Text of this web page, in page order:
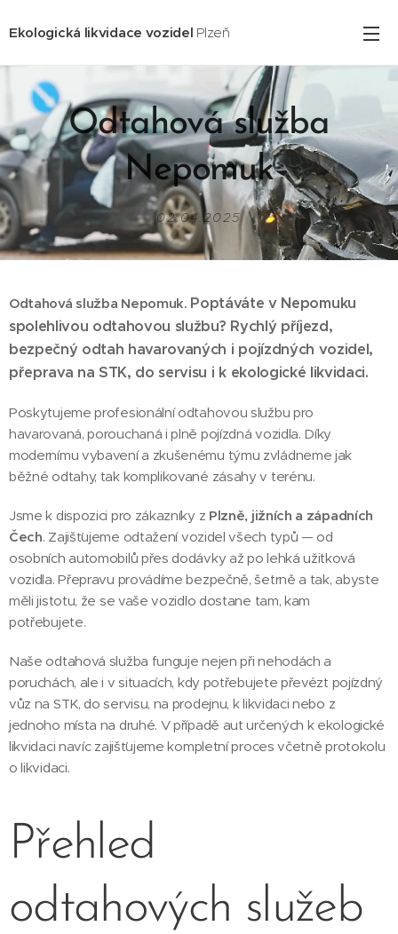
Ekologická likvidace vozidel Plzeň
Odtahová služba
Nepomuk
02.04.2025
Odtahová služba Nepomuk. Poptáváte v Nepomuku
spolehlivou odtahovou službu? Rychlý příjezd,
bezpečný odtah havarovaných i pojízdných vozidel,
přeprava na STK, do servisu i k ekologické likvidaci.
Poskytujeme profesionální odtahovou službu pro
havarovaná, porouchaná i plně pojízdná vozidla. Díky
modernímu vybavení a zkušenému týmu zvládneme jak
běžné odtahy, tak komplikované zásahy v terénu.
Jsme k dispozici pro zákazníky z Plzně, jižních a západních
Čech. Zajišťujeme odtažení vozidel všech typů — od
osobních automobilů přes dodávky až po lehká užitková
vozidla. Přepravu provádíme bezpečně, šetrně a tak, abyste
měli jistotu, že se vaše vozidlo dostane tam, kam
potřebujete.
Naše odtahová služba funguje nejen při nehodách a
poruchách, ale i v situacích, kdy potřebujete převézt pojízdný
vůz na STK, do servisu, na prodejnu, k likvidaci nebo z
jednoho místa na druhé. V případě aut určených k ekologické
likvidaci navíc zajišťujeme kompletní proces včetně protokolu
o likvidaci.
Přehled
odtahových služeb